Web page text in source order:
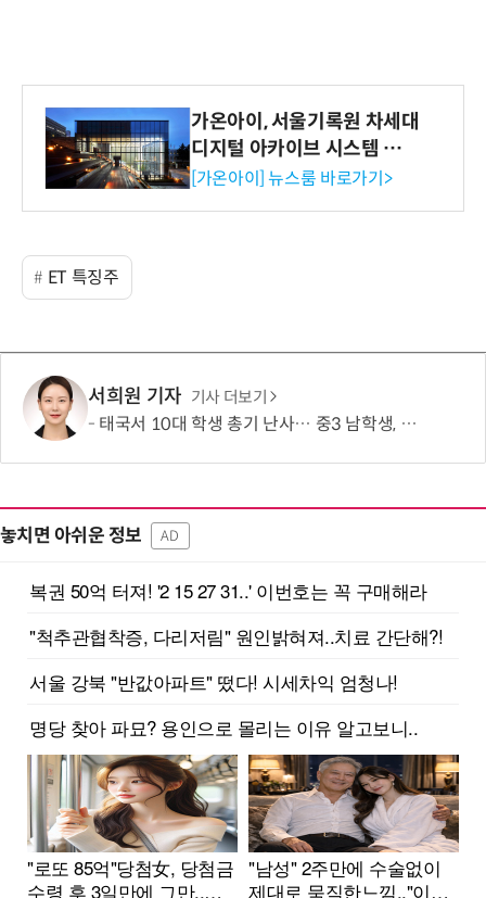
가온아이, 서울기록원 차세대
디지털 아카이브 시스템 구축
수행
[가온아이] 뉴스룸 바로가기>
ET 특징주
서희원 기자 기사 더보기
태국서 10대 학생 총기 난사… 중3 남학생, 조부모·교사 등 8명 살해
놓치면 아쉬운 정보 AD